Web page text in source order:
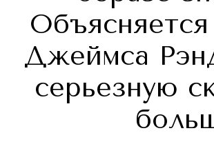
Джеймса
серьезную